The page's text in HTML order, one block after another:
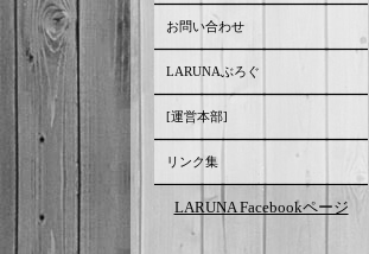
お問い合わせ
LARUNAぶろぐ
[運営本部]
リンク集
LARUNA Facebookページ